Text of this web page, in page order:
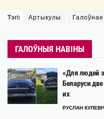
Тэгі: Артыкулы Галоўнае
ГАЛОЎНЫЯ НАВІНЫ
«Для людей
Беларуси
их
РУСЛАН